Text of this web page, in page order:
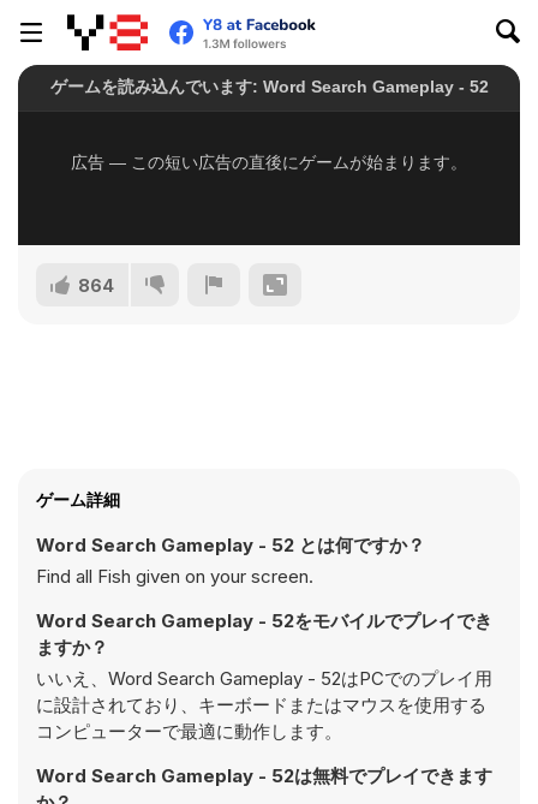
864
ゲーム詳細
Word Search Gameplay - 52 とは何ですか？
Find all Fish given on your screen.
Word Search Gameplay - 52をモバイルでプレイでき
ますか？
いいえ、Word Search Gameplay - 52はPCでのプレイ用
に設計されており、キーボードまたはマウスを使用する
コンピューターで最適に動作します。
Word Search Gameplay - 52は無料でプレイできます